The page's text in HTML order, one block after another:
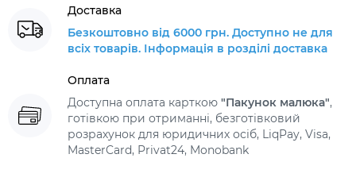
Доставка
Безкоштовно від 6000 грн. Доступно не для
всіх товарів. Інформація в розділі доставка
Оплата
Доступна оплата карткою "Пакунок малюка",
готівкою при отриманні, безготівковий
розрахунок для юридичних осіб, LiqPay, Visa,
MasterCard, Privat24, Monobank